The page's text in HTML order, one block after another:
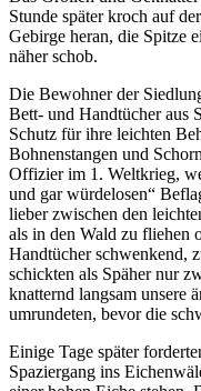
Stunde später kroch auf
Gebirge heran, die Spitze
näher schob.
Die Bewohner der
Bett- und Handtücher aus
Schutz für ihre leichten
Bohnenstangen und
Offizier im 1. Weltkrieg,
und gar würdelosen
lieber zwischen den
als in den Wald zu fliehen
Handtücher schwenkend,
schickten als Späher nur
knatternd langsam unsere
umrundeten, bevor die
Einige Tage später
Spaziergang ins